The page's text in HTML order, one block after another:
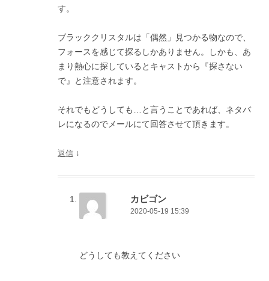
す。
ブラッククリスタルは「偶然」見つかる物なので、
フォースを感じて探るしかありません。しかも、あ
まり熱心に探しているとキャストから『探さない
で』と注意されます。
それでもどうしても…と言うことであれば、ネタバ
レになるのでメールにて回答させて頂きます。
返信 ↓
カビゴン
2020-05-19 15:39
どうしても教えてください